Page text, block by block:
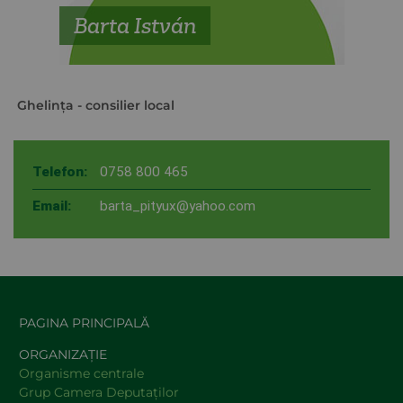
Barta István
Ghelinţa - consilier local
Telefon: 0758 800 465
Email: barta_pityux@yahoo.com
PAGINA PRINCIPALĂ
ORGANIZAȚIE
Organisme centrale
Grup Camera Deputaţilor